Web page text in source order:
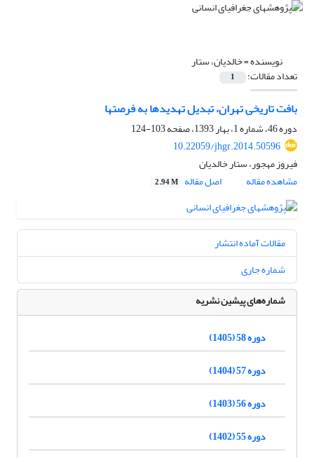
نویسنده =خالدیان، ستار
تعداد مقالات: 1
بافت تاریخی تهران، تبدیل تهدیدها به فرصت‎ها
دوره 46، شماره 1، بهار 1393، صفحه
103-124
10.22059/jhgr.2014.50596
فیروز مهجور، ستار خالدیان
مشاهده مقاله
اصل مقاله 2.94 M
مقالات آماده انتشار
شماره جاری
شماره‌های پیشین نشریه
دوره 58 (1405)
دوره 57 (1404)
دوره 56 (1403)
دوره 55 (1402)